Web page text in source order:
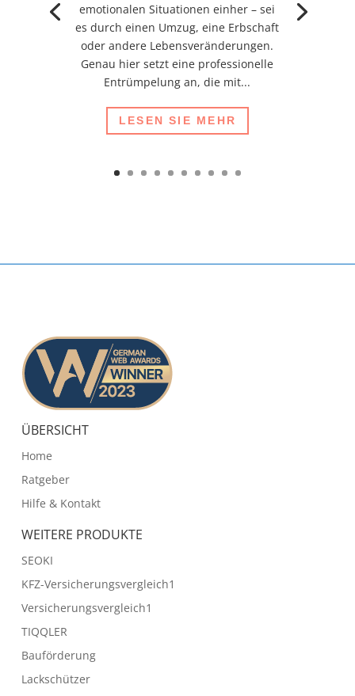
emotionalen Situationen einher – sei
es durch einen Umzug, eine Erbschaft
oder andere Lebensveränderungen.
Genau hier setzt eine professionelle
Entrümpelung an, die mit...
LESEN SIE MEHR
ÜBERSICHT
Home
Ratgeber
Hilfe & Kontakt
WEITERE PRODUKTE
SEOKI
KFZ-Versicherungsvergleich1
Versicherungsvergleich1
TIQQLER
Bauförderung
Lackschützer